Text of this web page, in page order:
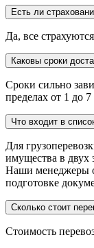
Есть ли
Да, все
Каковы сроки
Сроки сильно
пределах от 1 до
Что входит в
Для
имущества в двух
Наши менеджеры
подготовке
Сколько стоит
Стоимость